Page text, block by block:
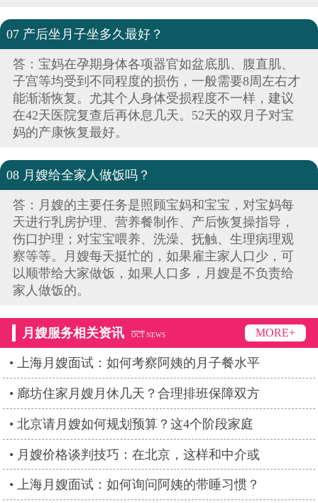
07 产后坐月子坐多久最好？
答：宝妈在孕期身体各项器官如盆底肌、腹直肌、
子宫等均受到不同程度的损伤，一般需要8周左右才
能渐渐恢复。尤其个人身体受损程度不一样，建议
在42天医院复查后再休息几天。52天的双月子对宝
妈的产康恢复最好。
08 月嫂给全家人做饭吗？
答：月嫂的主要任务是照顾宝妈和宝宝，对宝妈每
天进行乳房护理、营养餐制作、产后恢复操指导，
伤口护理；对宝宝喂养、洗澡、抚触、生理病理观
察等等。月嫂每天挺忙的，如果雇主家人口少，可
以顺带给大家做饭，如果人口多，月嫂是不负责给
家人做饭的。
月嫂服务相关资讯 OCT NEWS MORE+
上海月嫂面试：如何考察阿姨的月子餐水平
廊坊住家月嫂月休几天？合理排班保障双方
北京请月嫂如何规划预算？这4个阶段家庭
月嫂价格谈判技巧：在北京，这样和中介或
上海月嫂面试：如何询问阿姨的带睡习惯？